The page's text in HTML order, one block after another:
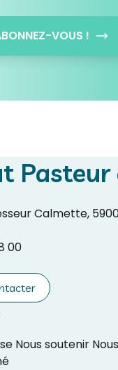
VOUS !
Pasteur
Calmette,
00
Nous soutenir